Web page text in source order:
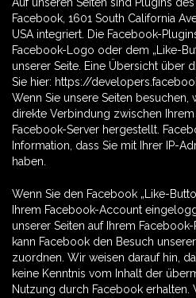
Auf unseren Seiten sind Plugins
Facebook, 1601 South California
USA integriert. Die Facebook-
Facebook-Logo oder dem „Like-
unserer Seite. Eine Übersicht über
Sie hier: https://
Wenn Sie unsere Seiten besuchen,
direkte Verbindung zwischen
Facebook-Server hergestellt.
Information, dass Sie mit Ihrer IP-
haben.
Wenn Sie den Facebook „Like-
Ihrem Facebook-Account
unserer Seiten auf Ihrem
kann Facebook den Besuch
zuordnen. Wir weisen darauf hin,
keine Kenntnis vom Inhalt der
Nutzung durch Facebook erhalten.